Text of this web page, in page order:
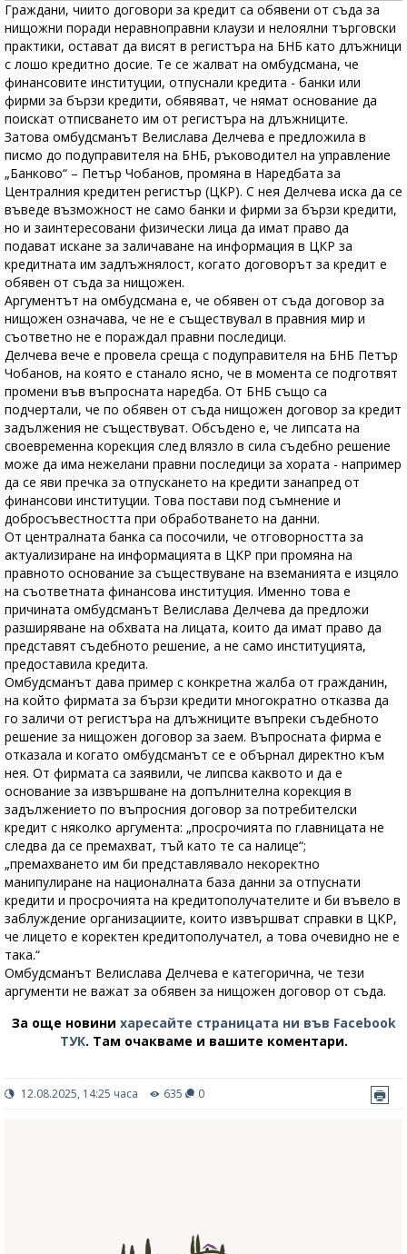
Граждани, чиито договори за кредит са обявени от съда за
нищожни поради неравноправни клаузи и нелоялни търговски
практики, остават да висят в регистъра на БНБ като длъжници
с лошо кредитно досие. Те се жалват на омбудсмана, че
финансовите институции, отпуснали кредита - банки или
фирми за бързи кредити, обявяват, че нямат основание да
поискат отписването им от регистъра на длъжниците.
Затова омбудсманът Велислава Делчева е предложила в
писмо до подуправителя на БНБ, ръководител на управление
„Банково“ – Петър Чобанов, промяна в Наредбата за
Централния кредитен регистър (ЦКР). С нея Делчева иска да се
въведе възможност не само банки и фирми за бързи кредити,
но и заинтересовани физически лица да имат право да
подават искане за заличаване на информация в ЦКР за
кредитната им задлъжнялост, когато договорът за кредит е
обявен от съда за нищожен.
Аргументът на омбудсмана е, че обявен от съда договор за
нищожен означава, че не е съществувал в правния мир и
съответно не е пораждал правни последици.
Делчева вече е провела среща с подуправителя на БНБ Петър
Чобанов, на която е станало ясно, че в момента се подготвят
промени във въпросната наредба. От БНБ също са
подчертали, че по обявен от съда нищожен договор за кредит
задължения не съществуват. Обсъдено е, че липсата на
своевременна корекция след влязло в сила съдебно решение
може да има нежелани правни последици за хората - например
да се яви пречка за отпускането на кредити занапред от
финансови институции. Това постави под съмнение и
добросъвестността при обработването на данни.
От централната банка са посочили, че отговорността за
актуализиране на информацията в ЦКР при промяна на
правното основание за съществуване на вземанията е изцяло
на съответната финансова институция. Именно това е
причината омбудсманът Велислава Делчева да предложи
разширяване на обхвата на лицата, които да имат право да
представят съдебното решение, а не само институцията,
предоставила кредита.
Омбудсманът дава пример с конкретна жалба от гражданин,
на който фирмата за бързи кредити многократно отказва да
го заличи от регистъра на длъжниците въпреки съдебното
решение за нищожен договор за заем. Въпросната фирма е
отказала и когато омбудсманът се е обърнал директно към
нея. От фирмата са заявили, че липсва каквото и да е
основание за извършване на допълнителна корекция в
задължението по въпросния договор за потребителски
кредит с няколко аргумента: „просрочията по главницата не
следва да се премахват, тъй като те са налице“;
„премахването им би представлявало некоректно
манипулиране на националната база данни за отпуснати
кредити и просрочията на кредитополучателите и би въвело в
заблуждение организациите, които извършват справки в ЦКР,
че лицето е коректен кредитополучател, а това очевидно не е
така.“
Омбудсманът Велислава Делчева е категорична, че тези
аргументи не важат за обявен за нищожен договор от съда.
За още новини харесайте страницата ни във Facebook
ТУК. Там очакваме и вашите коментари.
12.08.2025, 14:25 часа 635 0